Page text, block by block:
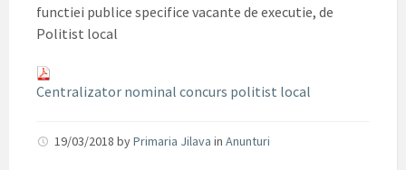
functiei publice specifice vacante de executie, de
Politist local
Centralizator nominal concurs politist local
19/03/2018 byPrimaria Jilava in Anunturi